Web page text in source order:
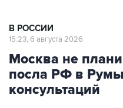
В РОССИИ
15:23, 6 августа 2026
Москва не
посла РФ в
консультаций